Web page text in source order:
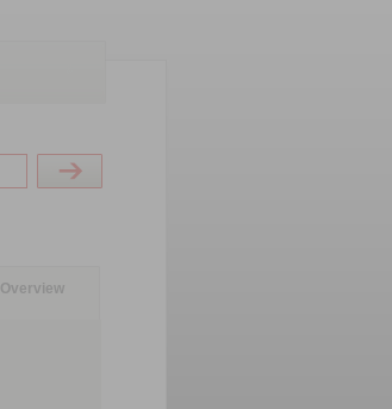
Overview